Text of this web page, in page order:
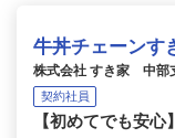
牛丼チェーンす
株式会社 すき家 中部
契約社員
【初めてでも安